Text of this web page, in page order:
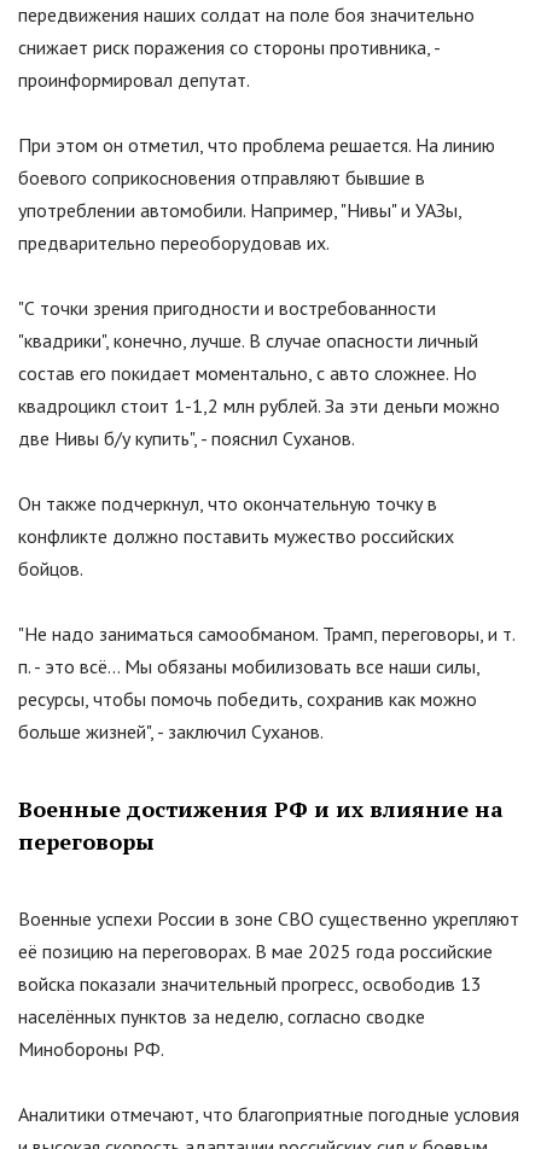
передвижения наших солдат на поле боя значительно
снижает риск поражения со стороны противника, -
проинформировал депутат.
При этом он отметил, что проблема решается. На линию
боевого соприкосновения отправляют бывшие в
употреблении автомобили. Например, "Нивы"и УАЗы,
предварительно переоборудовав их.
"С точки зрения пригодности и востребованности
"квадрики", конечно, лучше. В случае опасности личный
состав его покидает моментально, с авто сложнее. Но
квадроцикл стоит 1-1,2 млн рублей. За эти деньги можно
две Нивы б/у купить", - пояснил Суханов.
Он также подчеркнул, что окончательную точку в
конфликте должно поставить мужество российских
бойцов.
"Не надо заниматься самообманом. Трамп, переговоры, и т.
п. - это всё… Мы обязаны мобилизовать все наши силы,
ресурсы, чтобы помочь победить, сохранив как можно
больше жизней", - заключил Суханов.
Военные достижения РФ и их влияние на
переговоры
Военные успехи России в зоне СВО существенно укрепляют
её позицию на переговорах. В мае 2025 года российские
войска показали значительный прогресс, освободив 13
населённых пунктов за неделю, согласно сводке
Минобороны РФ.
Аналитики отмечают, что благоприятные погодные условия